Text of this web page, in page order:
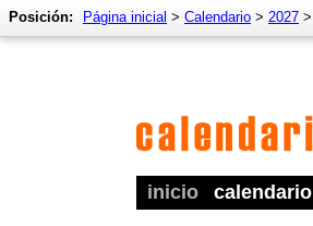
inicio calendario
Posición: Página inicial > Calendario > 2027 >